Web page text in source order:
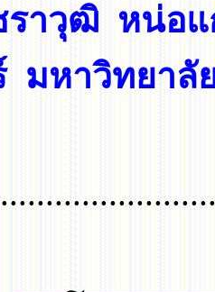
ราวุฒิ หน่อ
มหาวิทยาลั